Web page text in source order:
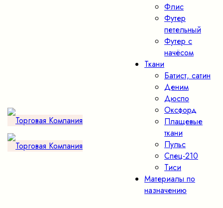
Флис
Футер
петельный
Футер с
начёсом
Ткани
Батист, сатин
Деним
Дюспо
Оксфорд
Плащевые
ткани
Пульс
Спец-210
Тиси
Материалы по
назначению